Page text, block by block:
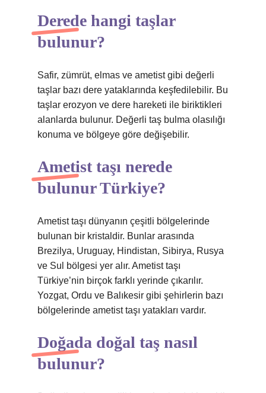
Derede hangi taşlar
bulunur?
Safir, zümrüt, elmas ve ametist gibi değerli
taşlar bazı dere yataklarında keşfedilebilir. Bu
taşlar erozyon ve dere hareketi ile biriktikleri
alanlarda bulunur. Değerli taş bulma olasılığı
konuma ve bölgeye göre değişebilir.
Ametist taşı nerede
bulunur Türkiye?
Ametist taşı dünyanın çeşitli bölgelerinde
bulunan bir kristaldir. Bunlar arasında
Brezilya, Uruguay, Hindistan, Sibirya, Rusya
ve Sul bölgesi yer alır. Ametist taşı
Türkiye’nin birçok farklı yerinde çıkarılır.
Yozgat, Ordu ve Balıkesir gibi şehirlerin bazı
bölgelerinde ametist taşı yatakları vardır.
Doğada doğal taş nasıl
bulunur?